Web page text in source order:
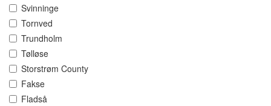
Svinninge
Tornved
Trundholm
Tølløse
Storstrøm County
Fakse
Fladså